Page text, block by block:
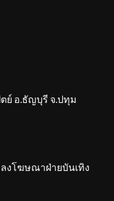
ย์ อ.ธัญบุรี จ.ปทุม
งโฆษณาฝ่ายบันเทิง